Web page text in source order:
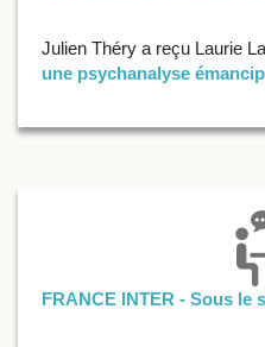
Julien Théry a reçu Laurie
une psychanalyse
FRANCE INTER - Sous le